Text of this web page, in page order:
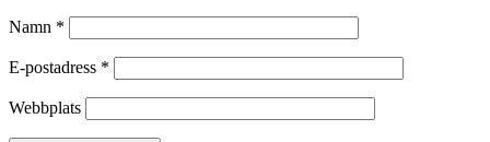
Namn *
E-postadress *
Webbplats